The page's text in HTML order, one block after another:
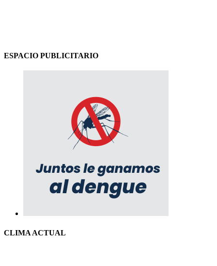
ESPACIO PUBLICITARIO
CLIMA ACTUAL